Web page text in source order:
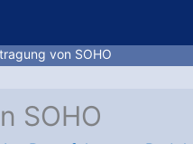
von SOHO
SOHO